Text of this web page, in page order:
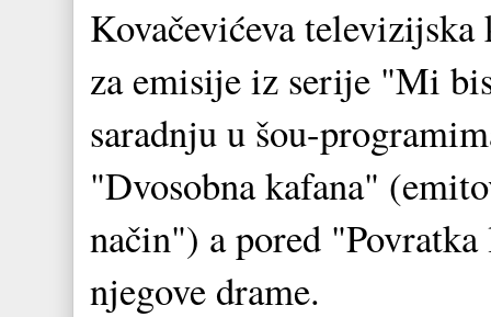
Kovačevićeva
za emisije iz serije "Mi
saradnju u šou-
"Dvosobna kafana"
način") a pored
njegove drame.